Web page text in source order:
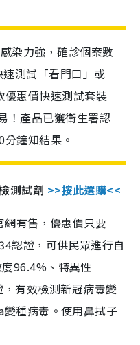
染力強，確診個案數
測試「看門口」或
優惠價快速測試套裝
！產品已獲衛生署認
鐘知結果。
測試劑 >>按此選購<<
有售，優惠價只要
認證，可供民眾進行自
96.4%、特異性
有效檢測新冠病毒變
種病毒。使用鼻拭子